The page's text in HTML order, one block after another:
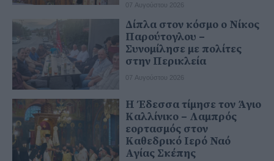
07 Αυγούστου 2026
Δίπλα στον κόσμο ο Νίκος
Παρούτογλου –
Συνομίλησε με πολίτες
στην Περικλεία
07 Αυγούστου 2026
Η Έδεσσα τίμησε τον Άγιο
Καλλίνικο – Λαμπρός
εορτασμός στον
Καθεδρικό Ιερό Ναό
Αγίας Σκέπης